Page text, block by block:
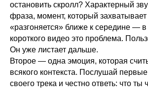
остановить скролл? Характерный
фраза, момент, который захватывает
«разгоняется» ближе к середине —
короткого видео это проблема.
Он уже листает дальше.
Второе — одна эмоция, которая
всякого контекста. Послушай первые
своего трека и честно ответь: что